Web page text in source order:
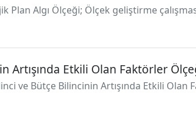
Plan Algı Ölçeği; Ölçek geliştirme
Artışında Etkili Olan Faktörler
ve Bütçe Bilincinin Artışında Etkili